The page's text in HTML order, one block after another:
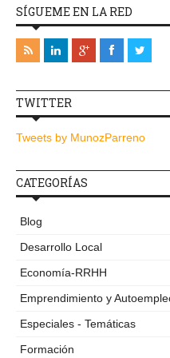
SÍGUEME EN LA RED
TWITTER
Tweets by MunozParreno
CATEGORÍAS
Blog
Desarrollo Local
Economía-RRHH
Emprendimiento y
Especiales - Temáticas
Formación